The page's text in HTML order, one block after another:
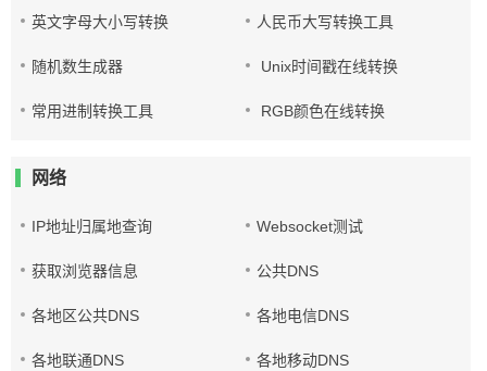
英文字母大小写转换 人民币大写转换工具
随机数生成器 Unix时间戳在线转换
常用进制转换工具 RGB颜色在线转换
网络
IP地址归属地查询 Websocket测试
获取浏览器信息 公共DNS
各地区公共DNS 各地电信DNS
各地联通DNS 各地移动DNS